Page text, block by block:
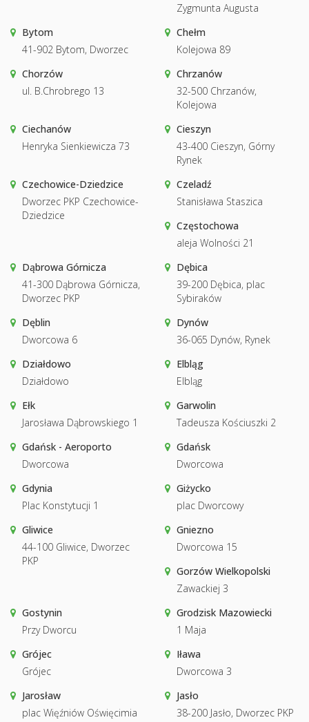
Zygmunta Augusta
Bytom
41-902 Bytom, Dworzec
Chełm
Kolejowa 89
Chorzów
ul. B.Chrobrego 13
Chrzanów
32-500 Chrzanów,
Kolejowa
Ciechanów
Henryka Sienkiewicza 73
Cieszyn
43-400 Cieszyn, Górny
Rynek
Czechowice-Dziedzice
Dworzec PKP Czechowice-
Dziedzice
Czeladź
Stanisława Staszica
Częstochowa
aleja Wolności 21
Dąbrowa Górnicza
41-300 Dąbrowa Górnicza,
Dworzec PKP
Dębica
39-200 Dębica, plac
Sybiraków
Dęblin
Dworcowa 6
Dynów
36-065 Dynów, Rynek
Działdowo
Działdowo
Elbląg
Elbląg
Ełk
Jarosława Dąbrowskiego 1
Garwolin
Tadeusza Kościuszki 2
Gdańsk - Aeroporto
Dworcowa
Gdańsk
Dworcowa
Gdynia
Plac Konstytucji 1
Giżycko
plac Dworcowy
Gliwice
44-100 Gliwice, Dworzec
PKP
Gniezno
Dworcowa 15
Gorzów Wielkopolski
Zawackiej 3
Gostynin
Przy Dworcu
Grodzisk Mazowiecki
1 Maja
Grójec
Grójec
Iława
Dworcowa 3
Jarosław
plac Więźniów Oświęcimia
Jasło
38-200 Jasło, Dworzec PKP